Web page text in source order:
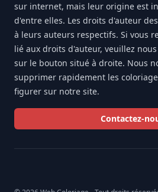
sur internet, mais leur origine est
d'entre elles. Les droits d'auteur
à leurs auteurs respectifs. Si vous
lié aux droits d'auteur, veuillez
sur le bouton situé à droite. Nous
supprimer rapidement les
figurer sur notre site.
Contactez-